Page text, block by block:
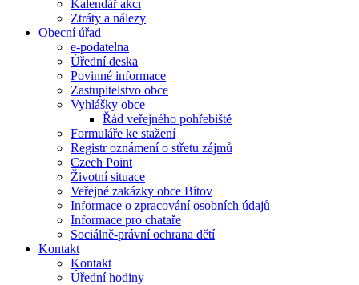
Kalendář akcí
Ztráty a nálezy
Obecní úřad
e-podatelna
Úřední deska
Povinné informace
Zastupitelstvo obce
Vyhlášky obce
Řád veřejného pohřebiště
Formuláře ke stažení
Registr oznámení o střetu zájmů
Czech Point
Životní situace
Veřejné zakázky obce Bítov
Informace o zpracování osobních údajů
Informace pro chataře
Sociálně-právní ochrana dětí
Kontakt
Kontakt
Úřední hodiny